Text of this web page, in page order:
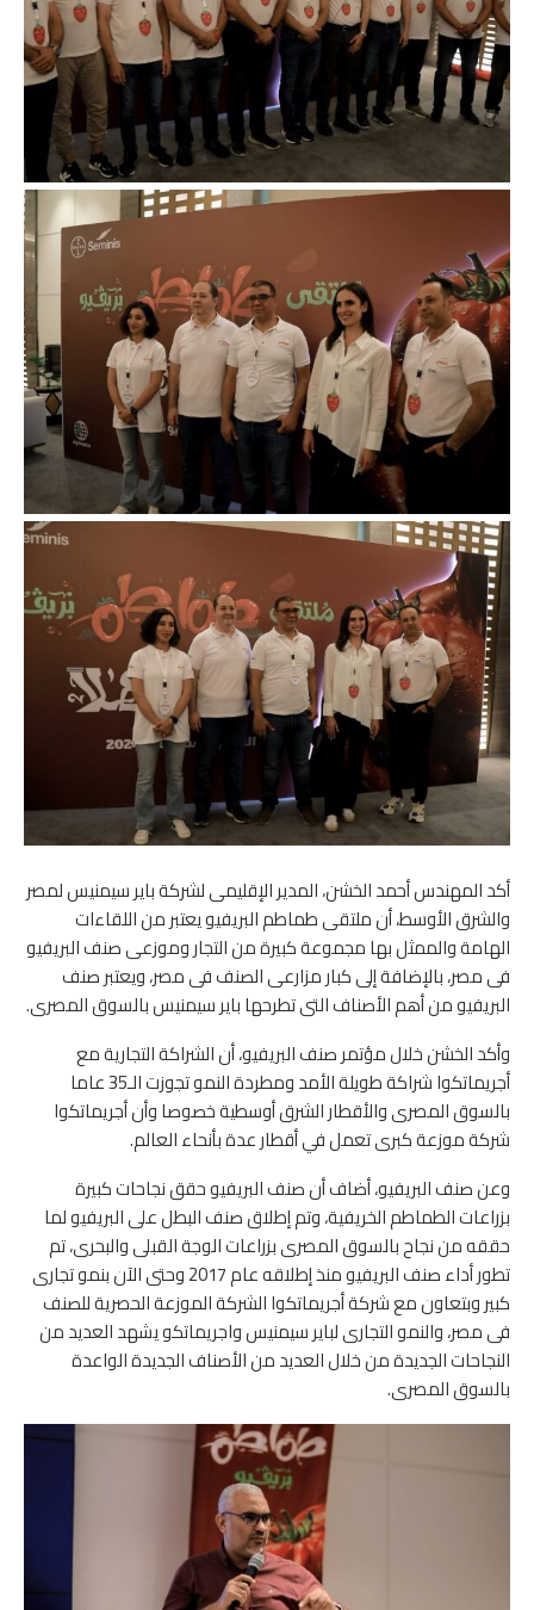
أكد المهندس أحمد الخشن، المدير الإقليمى لشركة باير سيمنيس لمصر
والشرق الأوسط، أن ملتقى طماطم البريفيو يعتبر من اللقاءات
الهامة والممثل بها مجموعة كبيرة من التجار وموزعى صنف البريفيو
فى مصر، بالإضافة إلى كبار مزارعى الصنف فى مصر، ويعتبر صنف
البريفيو من أهم الأصناف التى تطرحها باير سيمنيس بالسوق المصرى.
وأكد الخشن خلال مؤتمر صنف البريفيو، أن الشراكة التجارية مع
أجريماتكوا شراكة طويلة الأمد ومطردة النمو تجوزت الـ35 عاما
بالسوق المصرى والأقطار الشرق أوسطية خصوصا وأن أجريماتكوا
شركة موزعة كبرى تعمل في أقطار عدة بأنحاء العالم.
وعن صنف البريفيو، أضاف أن صنف البريفيو حقق نجاحات كبيرة
بزراعات الطماطم الخريفية، وتم إطلاق صنف البطل على البريفيو لما
حققه من نجاح بالسوق المصرى بزراعات الوجة القبلى والبحرى، تم
تطور أداء صنف البريفيو منذ إطلاقه عام 2017 وحتى الآن بنمو تجارى
كبير وبتعاون مع شركة أجريماتكوا الشركة الموزعة الحصرية للصنف
فى مصر، والنمو التجارى لباير سيمنيس واجريماتكو يشهد العديد من
النجاحات الجديدة من خلال العديد من الأصناف الجديدة الواعدة
بالسوق المصرى.